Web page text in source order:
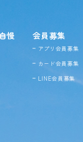
慢
会員募集
アプリ会員募集
カード会員募集
LINE会員募集